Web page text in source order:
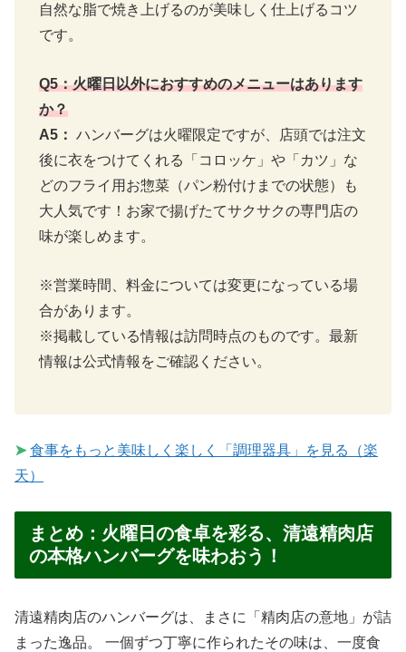
自然な脂で焼き上げるのが美味しく仕上げるコツ
です。
Q5：火曜日以外におすすめのメニューはあります
か？
A5： ハンバーグは火曜限定ですが、店頭では注文
後に衣をつけてくれる「コロッケ」や「カツ」な
どのフライ用お惣菜（パン粉付けまでの状態）も
大人気です！お家で揚げたてサクサクの専門店の
味が楽しめます。
※営業時間、料金については変更になっている場
合があります。
※掲載している情報は訪問時点のものです。最新
情報は公式情報をご確認ください。
➤ 食事をもっと美味しく楽しく「調理器具」を見る（楽
天）
まとめ：火曜日の食卓を彩る、清遠精肉店
の本格ハンバーグを味わおう！
清遠精肉店のハンバーグは、まさに「精肉店の意地」が詰
まった逸品。 一個ずつ丁寧に作られたその味は、一度食